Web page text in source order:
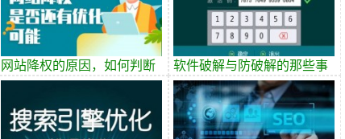
网站降权的原因，如何判断
是否真的降权？
软件破解与防破解的那些事